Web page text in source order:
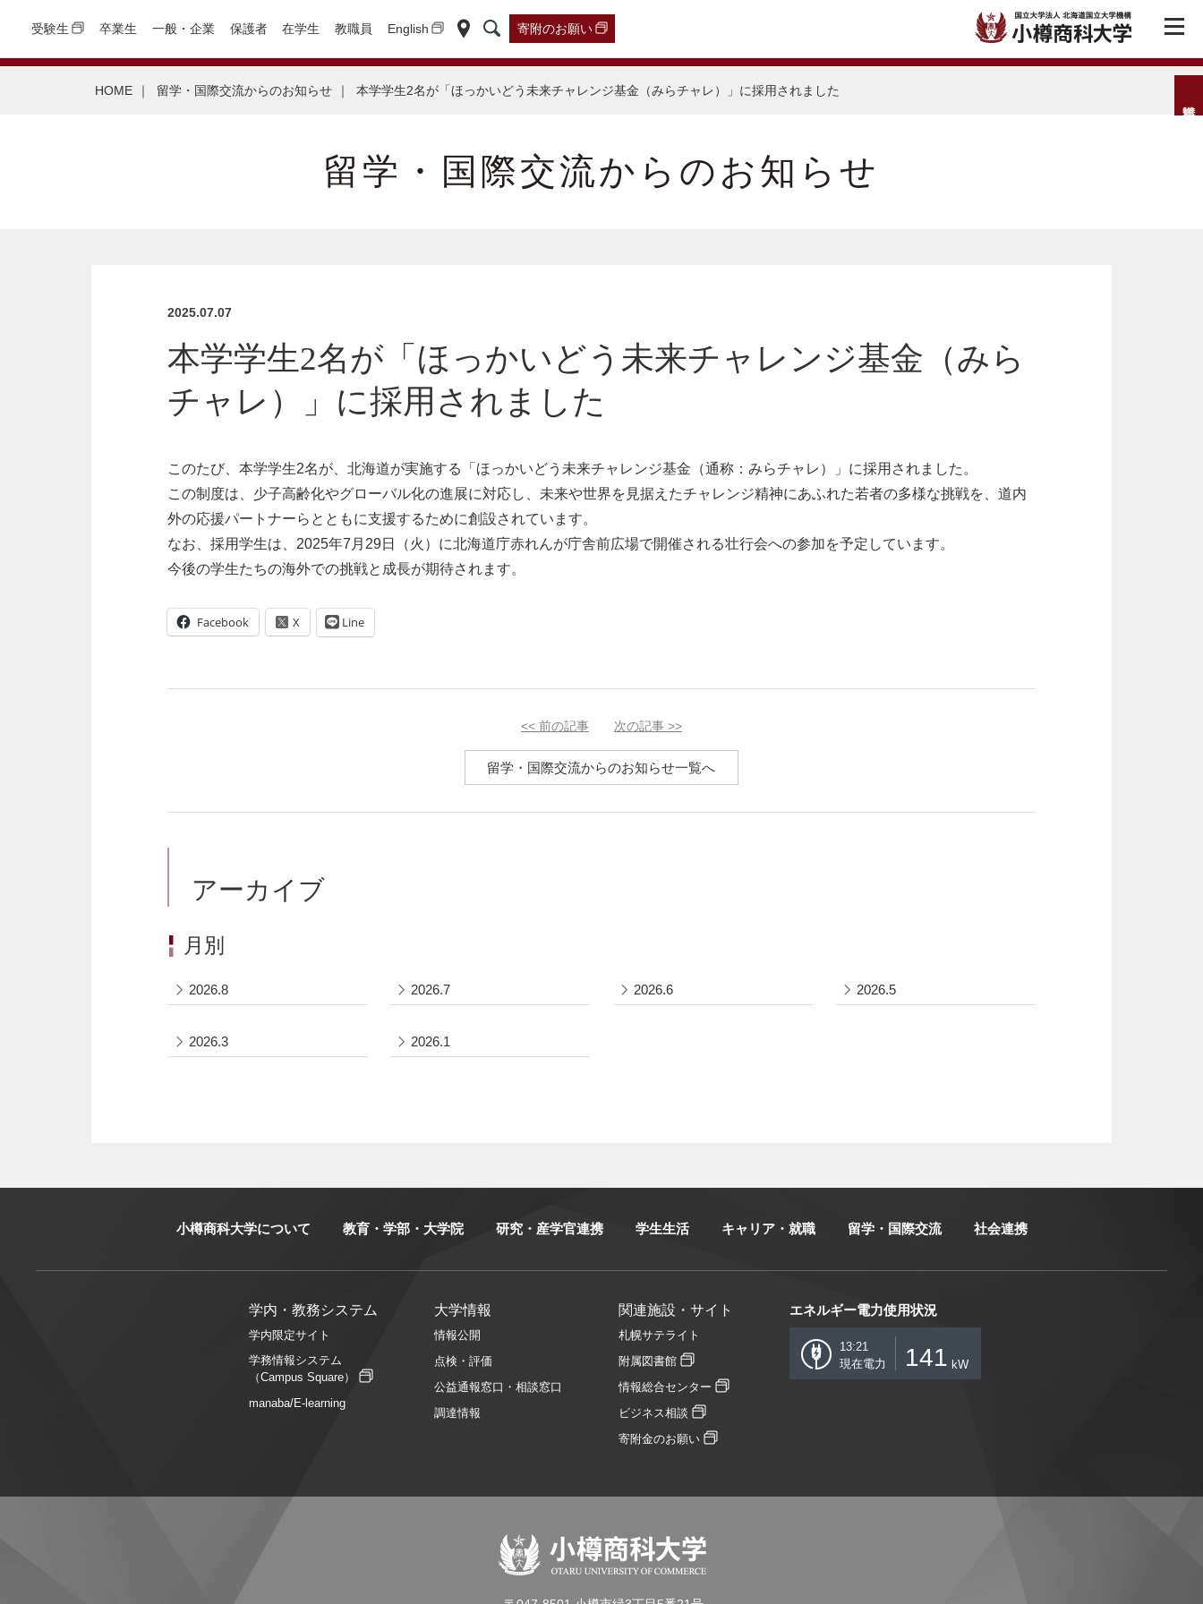
受験生 卒業生 一般・企業 保護者 在学生 教職員 English 寄附のお願い
HOME ｜ 留学・国際交流からのお知らせ ｜ 本学学生2名が「ほっかいどう未来チャレンジ基金（みらチャレ）」に採用されました
留学・国際交流からのお知らせ
2025.07.07
本学学生2名が「ほっかいどう未来チャレンジ基金（みら
チャレ）」に採用されました
このたび、本学学生2名が、北海道が実施する「ほっかいどう未来チャレンジ基金（通称：みらチャレ）」に採用されました。
この制度は、少子高齢化やグローバル化の進展に対応し、未来や世界を見据えたチャレンジ精神にあふれた若者の多様な挑戦を、道内
外の応援パートナーらとともに支援するために創設されています。
なお、採用学生は、2025年7月29日（火）に北海道庁赤れんが庁舎前広場で開催される壮行会への参加を予定しています。
今後の学生たちの海外での挑戦と成長が期待されます。
Facebook Line
<< 前の記事 次の記事 >>
留学・国際交流からのお知らせ一覧へ
アーカイブ
月別
2026.8 2026.7 2026.6 2026.5
2026.3 2026.1
小樽商科大学について 教育・学部・大学院 研究・産学官連携 学生生活 キャリア・就職 留学・国際交流 社会連携
学内・教務システム
学内限定サイト
学務情報システム
（Campus Square）
manaba/E-learning
大学情報
情報公開
点検・評価
公益通報窓口・相談窓口
調達情報
関連施設・サイト
札幌サテライト
附属図書館
情報総合センター
ビジネス相談
寄附金のお願い
エネルギー電力使用状況
13:21
現在電力
141 kW